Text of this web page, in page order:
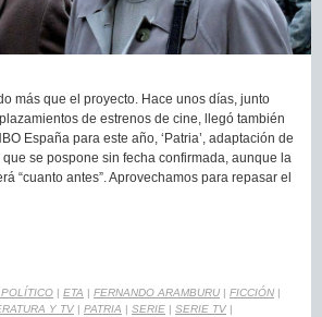
más que el proyecto. Hace unos días, junto
de estrenos de cine, llegó también
España para este año, ‘Patria’, adaptación de
se pospone sin fecha confirmada, aunque la
“cuanto antes”. Aprovechamos para repasar el
| ETA | FERNANDO ARAMBURU | FICCIÓN |
Y TV | PATRIA | SERIE | SERIE TV |